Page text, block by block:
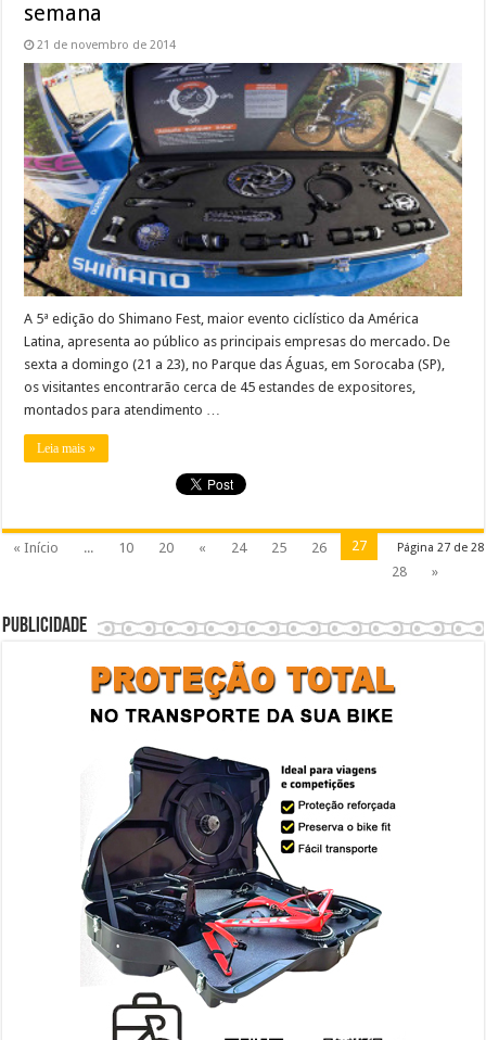
semana
21 de novembro de 2014
A 5ª edição do Shimano Fest, maior evento ciclístico da América
Latina, apresenta ao público as principais empresas do mercado. De
sexta a domingo (21 a 23), no Parque das Águas, em Sorocaba (SP),
os visitantes encontrarão cerca de 45 estandes de expositores,
montados para atendimento …
Leia mais »
Página 27 de 28
« Início ... 10 20 « 24 25 26
27
28
»
Publicidade